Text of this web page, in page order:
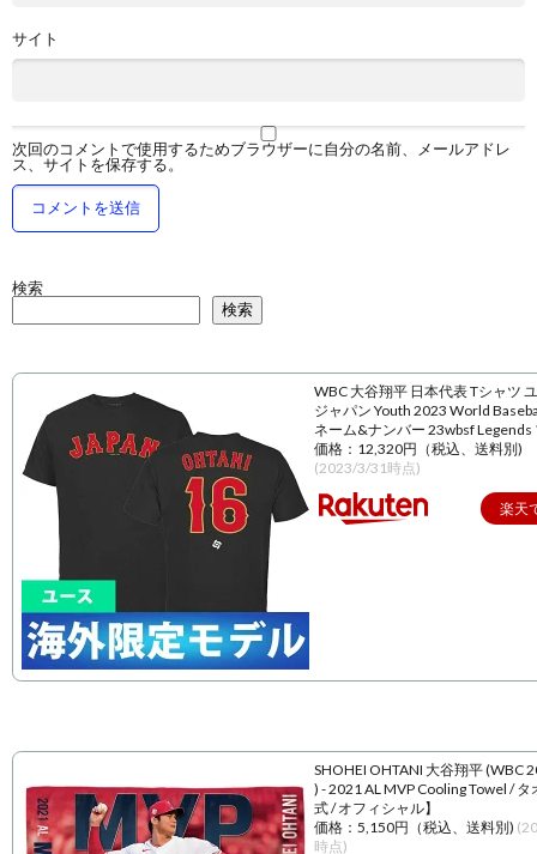
サイト
次回のコメントで使用するためブラウザーに自分の名前、メールアドレ
ス、サイトを保存する。
検索
検索
WBC 大谷翔平 日本代表 Tシャツ
ジャパン Youth 2023 World
ネーム&ナンバー 23wbsf Legends
価格：12,320円（税込、送料別)
(2023/3/31時点)
楽天
SHOHEI OHTANI 大谷翔平 (WBC
) - 2021 AL MVP Cooling Towel / タ
式 / オフィシャル】
価格：5,150円（税込、送料別)
時点)